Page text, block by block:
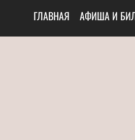
ГЛАВНАЯ АФИША И